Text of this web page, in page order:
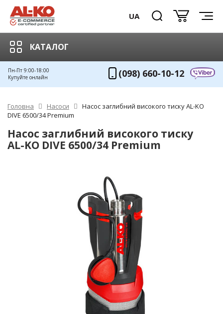
UA
КАТАЛОГ
Пн-Пт 9:00-18:00
Купуйте онлайн
(098) 660-10-12
Головна Насоси
Насос заглибний високого тиску AL-KO
DIVE 6500/34 Premium
Насос заглибний високого тиску
AL-KO DIVE 6500/34 Premium